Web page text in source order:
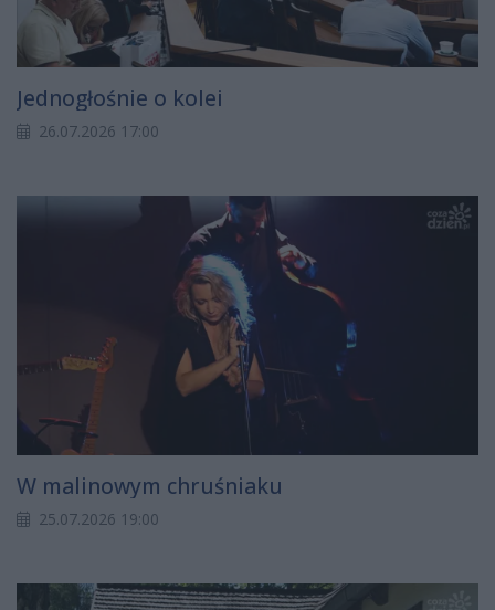
Jednogłośnie o kolei
26.07.2026 17:00
W malinowym chruśniaku
25.07.2026 19:00